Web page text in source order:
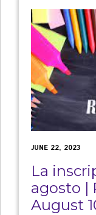
JUNE 22, 2023
La
agosto |
August